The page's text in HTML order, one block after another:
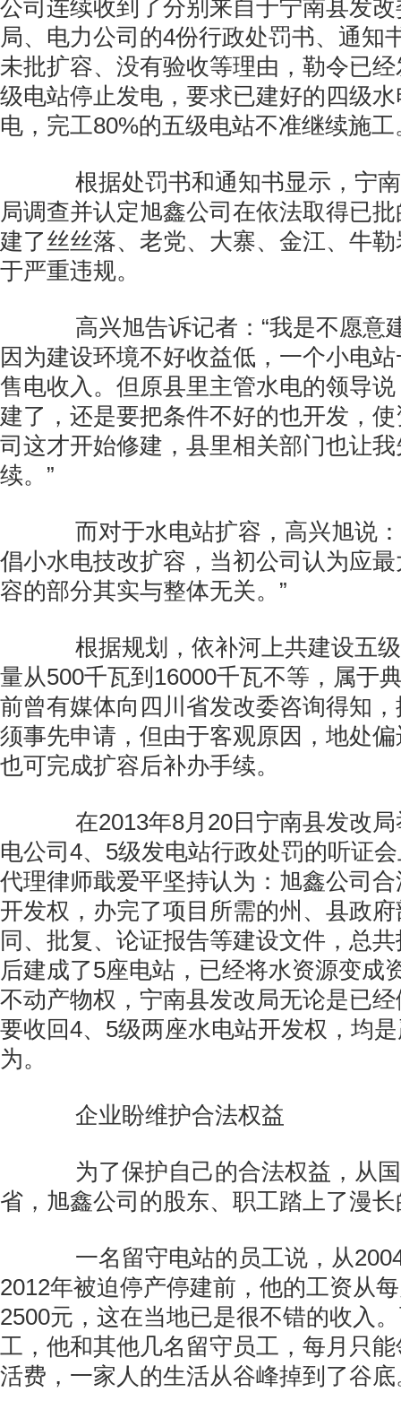
公司连续收到了分别来自于宁南县发
局、电力公司的4份行政处罚书、通知
未批扩容、没有验收等理由，勒令已
级电站停止发电，要求已建好的四级
电，完工80%的五级电站不准继续施工
根据处罚书和通知书显示，宁南
局调查并认定旭鑫公司在依法取得已
建了丝丝落、老党、大寨、金江、牛
于严重违规。
高兴旭告诉记者：“我是不愿意
因为建设环境不好收益低，一个小电
售电收入。但原县里主管水电的领导
建了，还是要把条件不好的也开发，
司这才开始修建，县里相关部门也让
续。”
而对于水电站扩容，高兴旭说：
倡小水电技改扩容，当初公司认为应
容的部分其实与整体无关。”
根据规划，依补河上共建设五级
量从500千瓦到16000千瓦不等，属于
前曾有媒体向四川省发改委咨询得知
须事先申请，但由于客观原因，地处
也可完成扩容后补办手续。
在2013年8月20日宁南县发改局
电公司4、5级发电站行政处罚的听证
代理律师戢爱平坚持认为：旭鑫公司
开发权，办完了项目所需的州、县政
同、批复、论证报告等建设文件，总
后建成了5座电站，已经将水资源变成
不动产物权，宁南县发改局无论是已
要收回4、5级两座水电站开发权，均
为。
企业盼维护合法权益
为了保护自己的合法权益，从国
省，旭鑫公司的股东、职工踏上了漫
一名留守电站的员工说，从
2012年被迫停产停建前，他的工资从
2500元，这在当地已是很不错的收入
工，他和其他几名留守员工，每月只
活费，一家人的生活从谷峰掉到了谷底